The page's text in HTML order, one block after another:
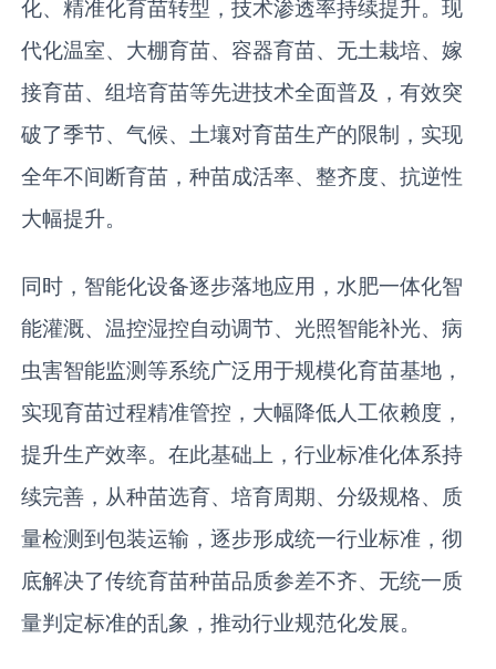
化、精准化育苗转型，技术渗透率持续提升。现
代化温室、大棚育苗、容器育苗、无土栽培、嫁
接育苗、组培育苗等先进技术全面普及，有效突
破了季节、气候、土壤对育苗生产的限制，实现
全年不间断育苗，种苗成活率、整齐度、抗逆性
大幅提升。
同时，智能化设备逐步落地应用，水肥一体化智
能灌溉、温控湿控自动调节、光照智能补光、病
虫害智能监测等系统广泛用于规模化育苗基地，
实现育苗过程精准管控，大幅降低人工依赖度，
提升生产效率。在此基础上，行业标准化体系持
续完善，从种苗选育、培育周期、分级规格、质
量检测到包装运输，逐步形成统一行业标准，彻
底解决了传统育苗种苗品质参差不齐、无统一质
量判定标准的乱象，推动行业规范化发展。